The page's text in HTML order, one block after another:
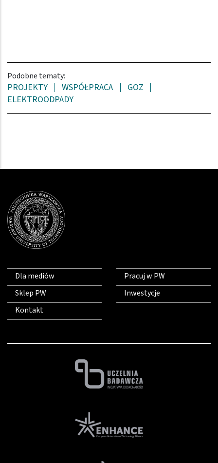
Podobne tematy:
PROJEKTY WSPÓŁPRACA
GOZ
ELEKTROODPADY
Dla mediów
Sklep PW
Kontakt
Pracuj w PW
Inwestycje